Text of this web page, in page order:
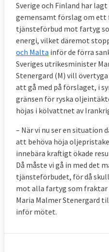
omröstningar.
Storbritanniens bortfall
tillsammans med
Österrike – som röstat
som invänt mest mot
faktaruta nedan för
röstat nej till.)
Två länder – Frankrike
Sverige och Finland har
gemensamt förslag om
tjänsteförbud mot fartyg
energi, vilket däremot
och Malta inför de förra
Sveriges utrikesminister
Stenergard (M) vill
att gå med på förslaget, i
gränsen för ryska
höjas i kölvattnet av
– När vi nu ser en situation
att behöva höja
innebära kraftigt ökade
Då måste vi gå in med det
tjänsteförbudet, för då
mot alla fartyg som fraktar
Maria Malmer Stenergard
inför mötet.